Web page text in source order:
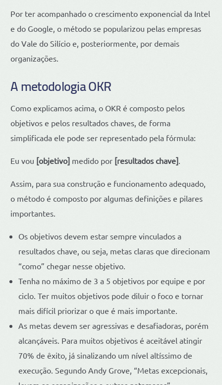
Por ter acompanhado o crescimento exponencial da Intel
e do Google, o método se popularizou pelas empresas
do Vale do Silício e, posteriormente, por demais
organizações.
A metodologia OKR
Como explicamos acima, o OKR é composto pelos
objetivos e pelos resultados chaves, de forma
simplificada ele pode ser representado pela fórmula:
Eu vou [objetivo] medido por [resultados chave]
Assim, para sua construção e funcionamento adequado,
o método é composto por algumas definições e pilares
importantes.
Os objetivos devem estar sempre vinculados a
resultados chave, ou seja, metas claras que direcionam
“como” chegar nesse objetivo.
Tenha no máximo de 3 a 5 objetivos por equipe e por
ciclo. Ter muitos objetivos pode diluir o foco e tornar
mais difícil priorizar o que é mais importante.
As metas devem ser agressivas e desafiadoras, porém
alcançáveis. Para muitos objetivos é aceitável atingir
70% de êxito, já sinalizando um nível altíssimo de
execução. Segundo Andy Grove, “Metas excepcionais,